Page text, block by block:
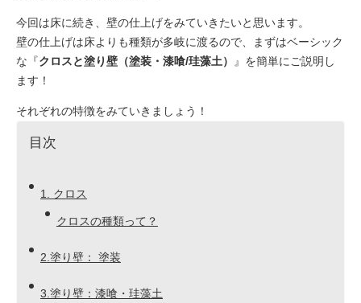
今回は床に続き、壁の仕上げをみていきたいと思います。
壁の仕上げは床よりも種類が多岐に渡るので、まずはベーシック
な『クロスと塗り壁（塗装・漆喰/珪藻土）
』を簡単にご説明し
ます！
それぞれの特徴をみていきましょう！
目次
1. クロス
クロスの種類って？
2.塗り壁： 塗装
3.塗り壁：漆喰・珪藻土